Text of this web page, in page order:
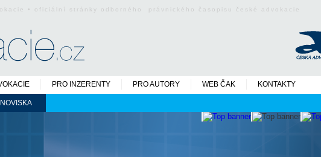
• oficiální stránky odborného právnického časopisu české advokacie
PRO INZERENTY PRO AUTORY WEB ČAK KONTAKTY